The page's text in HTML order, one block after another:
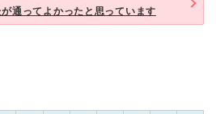
通ってよかったと思っています